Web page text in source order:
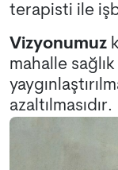
terapisti ile
Vizyonumuz
mahalle
azaltılmasıdır.